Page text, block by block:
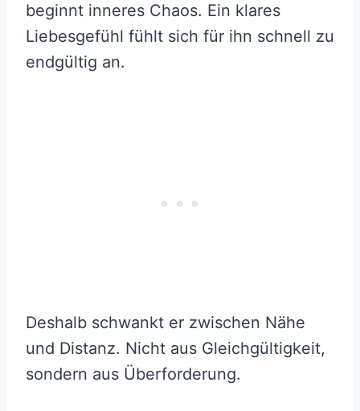
beginnt inneres Chaos. Ein klares
Liebesgefühl fühlt sich für ihn schnell zu
endgültig an.
Deshalb schwankt er zwischen Nähe
und Distanz. Nicht aus Gleichgültigkeit,
sondern aus Überforderung.